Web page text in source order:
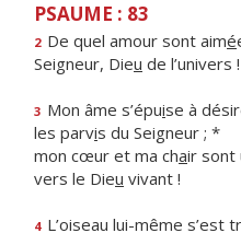
PSAUME : 83
2 De quel amour sont aimé
Seigneur, Dieu de l’univers !
3 Mon âme s’épuise à
les parvis du Seigneur ; *
mon cœur et ma chair sont
vers le Dieu vivant !
4 L’oiseau lui-même s’est